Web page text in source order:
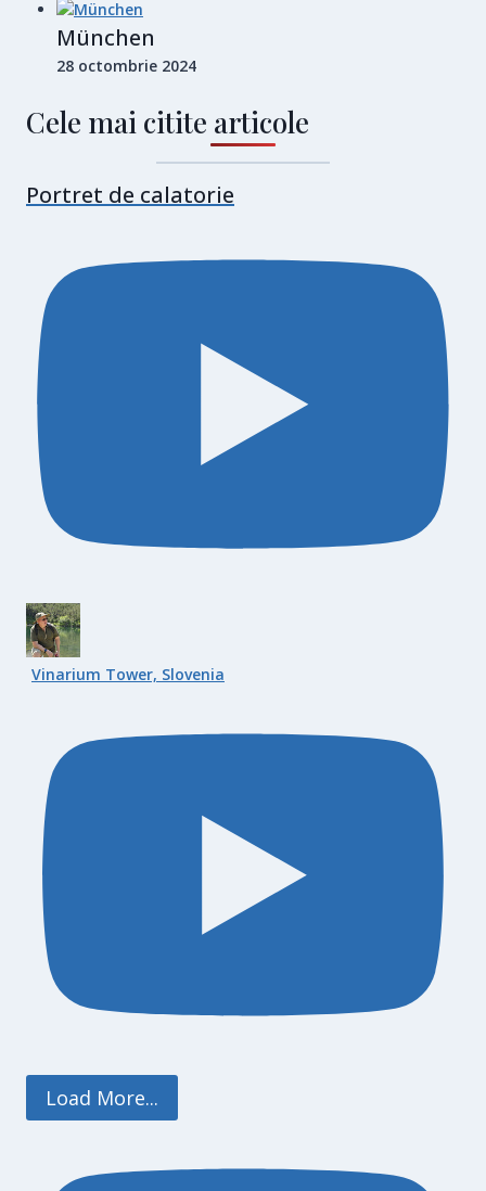
München
28 octombrie 2024
Cele mai citite articole
Portret de calatorie
Vinarium Tower, Slovenia
Load More...